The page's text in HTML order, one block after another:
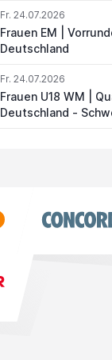
Fr. 24.07.2026
Frauen EM |
Deutschland
Fr. 24.07.2026
Frauen U18 WM |
Deutschland -